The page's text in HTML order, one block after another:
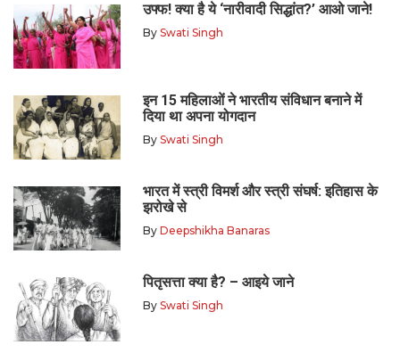
उफ्फ! क्या है ये ‘नारीवादी सिद्धांत?’ आओ जाने!
By Swati Singh
इन 15 महिलाओं ने भारतीय संविधान बनाने में
दिया था अपना योगदान
By Swati Singh
भारत में स्त्री विमर्श और स्त्री संघर्ष: इतिहास के
झरोखे से
By Deepshikha Banaras
पितृसत्ता क्या है? – आइये जाने
By Swati Singh